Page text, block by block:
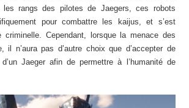
les rangs des pilotes de Jaegers, ces robots
pour combattre les kaijus, et s’est
Cependant, lorsque la menace des
il n’aura pas d’autre choix que d’accepter de
Jaeger afin de permettre à l’humanité de